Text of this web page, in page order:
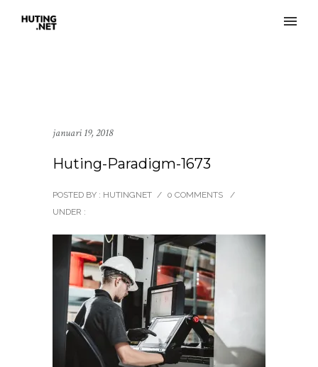
januari 19, 2018
Huting-Paradigm-1673
POSTED BY : HUTINGNET / 0 COMMENTS
/
UNDER :